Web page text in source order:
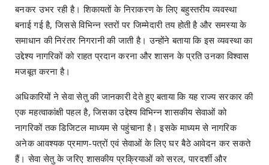
बनकर उभर रही है। शिकायतों के निराकरण के लिए बहुस्तरीय व्यवस्था
बनाई गई है, जिससे विभिन्न स्तरों पर जिम्मेदारी तय होती है और समस्या के
समाधान की निरंतर निगरानी की जाती है। उन्होंने बताया कि इस व्यवस्था का
उद्देश्य नागरिकों को राहत प्रदान करना और शासन के प्रति उनका विश्वास
मजबूत करना है।
अधिकारियों ने सेवा सेतु की जानकारी देते हुए बताया कि यह राज्य सरकार की
एक महत्वाकांक्षी पहल है, जिसका उद्देश्य विभिन्न शासकीय सेवाओं को
नागरिकों तक डिजिटल माध्यम से पहुंचाना है। इसके माध्यम से नागरिक
अनेक आवश्यक प्रमाण-पत्रों एवं सेवाओं के लिए घर बैठे आवेदन कर सकते
हैं। सेवा सेतु के जरिए शासकीय प्रक्रियाओं को सरल, पारदर्शी और